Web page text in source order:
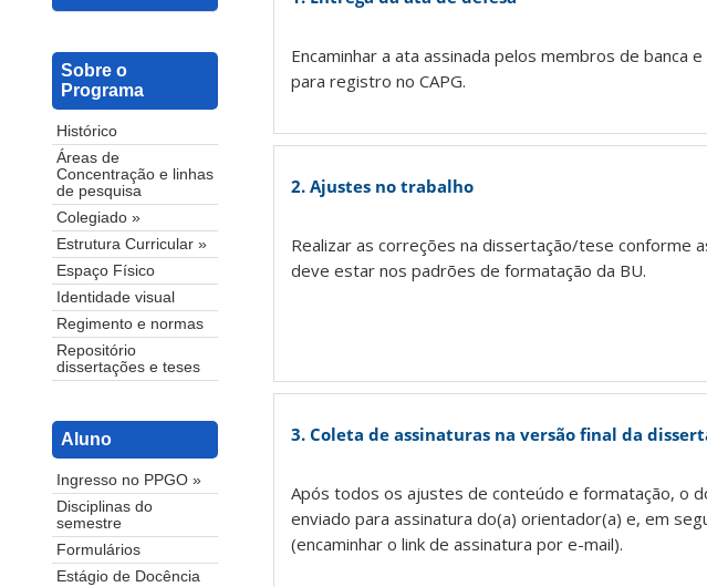
Sobre o
Programa
Histórico
Áreas de
Concentração e linhas
de pesquisa
Colegiado »
Estrutura Curricular »
Espaço Físico
Identidade visual
Regimento e normas
Repositório
dissertações e teses
Aluno
Ingresso no PPGO »
Disciplinas do
semestre
Formulários
Estágio de Docência
Encaminhar a ata assinada pelos membros de banca
para registro no CAPG.
2. Ajustes no trabalho
Realizar as correções na dissertação/tese conforme
deve estar nos padrões de formatação da BU.
3. Coleta de assinaturas na versão final da
Após todos os ajustes de conteúdo e formatação, o
enviado para assinatura do(a) orientador(a) e, em
(encaminhar o link de assinatura por e-mail).